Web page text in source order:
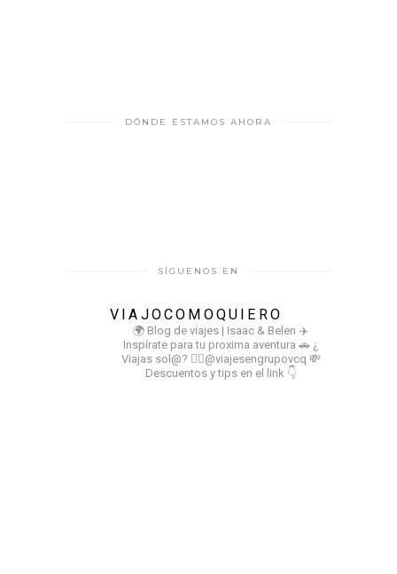
DÓNDE ESTAMOS AHORA
SÍGUENOS EN
VIAJOCOMOQUIERO
🌍 Blog de viajes | Isaac & Belen ✈️
Inspírate para tu proxima aventura 🚗 ¿
Viajas sol@? 👉🏻@viajesengrupovcq 💸
Descuentos y tips en el link 👇